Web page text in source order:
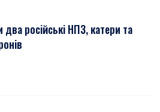
російські НПЗ, катери та